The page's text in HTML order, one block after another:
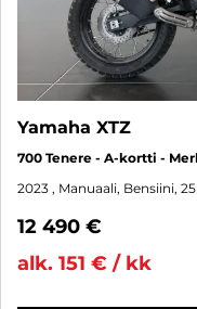
Yamaha XTZ
700 Tenere - A-kortti -
2023 , Manuaali, Bensiini,
12 490 €
alk. 151 € / kk